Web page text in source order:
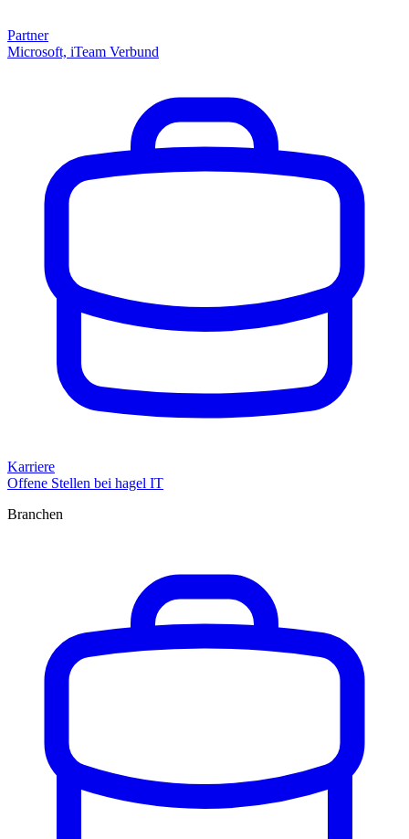
Partner
Microsoft, iTeam Verbund
Karriere
Offene Stellen bei hagel IT
Branchen